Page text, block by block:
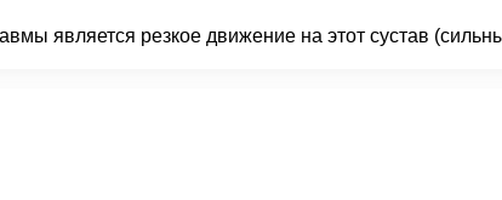
является резкое движение на этот сустав